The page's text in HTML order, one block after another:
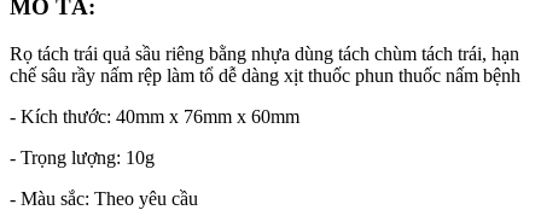
MÔ TẢ:
Rọ tách trái quả sầu riêng bằng nhựa dùng tách chùm tách trái, hạn
chế sâu rầy nấm rệp làm tổ dễ dàng xịt thuốc phun thuốc nấm bệnh
- Kích thước: 40mm x 76mm x 60mm
- Trọng lượng: 10g
- Màu sắc: Theo yêu cầu